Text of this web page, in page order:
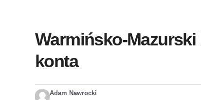
Warmińsko-
konta
Adam Nawrocki